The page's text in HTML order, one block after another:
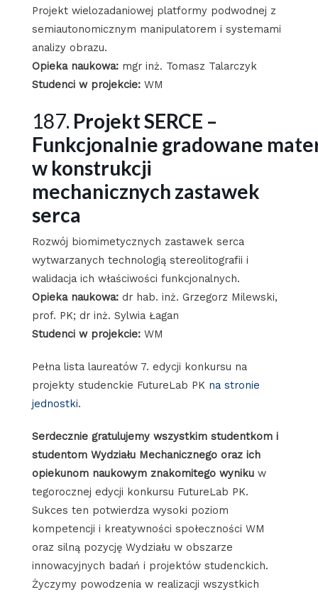
Projekt wielozadaniowej platformy podwodnej z
semiautonomicznym manipulatorem i systemami
analizy obrazu.
Opieka naukowa:mgr inż. Tomasz Talarczyk
Studenci w projekcie: WM
187. Projekt SERCE –
Funkcjonalnie gradowane
w konstrukcji
mechanicznych zastawek
serca
Rozwój biomimetycznych zastawek serca
wytwarzanych technologią stereolitografii i
walidacja ich właściwości funkcjonalnych.
Opieka naukowa:dr hab. inż. Grzegorz Milewski,
prof. PK; dr inż. Sylwia Łagan
Studenci w projekcie: WM
Pełna lista laureatów 7. edycji konkursu na
projekty studenckie FutureLab PK na stronie
jednostki.
Serdecznie gratulujemy wszystkim studentkom i
studentom Wydziału Mechanicznego oraz ich
opiekunom naukowym znakomitego wynikuw
tegorocznej edycji konkursu FutureLab PK.
Sukces ten potwierdza wysoki poziom
kompetencji i kreatywności społeczności WM
oraz silną pozycję Wydziału w obszarze
innowacyjnych badań i projektów studenckich.
Życzymy powodzenia w realizacji wszystkich